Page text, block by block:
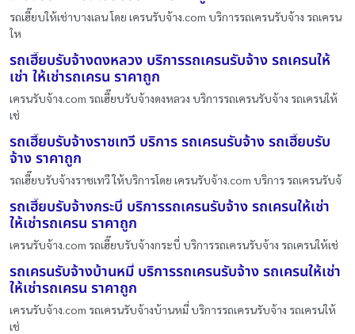
รถเฮี๊ยบให้เช่าบางเลน โดย เครนรับจ้าง.com บริการรถเครนรับจ้าง รถเครน
ให
รถเฮี๊ยบรับจ้างดงหลวง บริการรถเครนรับจ้าง รถเครนให้
เช่า ให้เช่ารถเครน ราคาถูก
เครนรับจ้าง.com รถเฮี๊ยบรับจ้างดงหลวง บริการรถเครนรับจ้าง รถเครนให้
เช่
รถเฮี๊ยบรับจ้างราชเทวี บริการ รถเครนรับจ้าง รถเฮี๊ยบรับ
จ้าง ราคาถูก
รถเฮี๊ยบรับจ้างราชเทวี ให้บริการโดย เครนรับจ้าง.com บริการ รถเครนรับจ้
รถเฮี๊ยบรับจ้างกระบี่ บริการรถเครนรับจ้าง รถเครนให้เช่า
ให้เช่ารถเครน ราคาถูก
เครนรับจ้าง.com รถเฮี๊ยบรับจ้างกระบี่ บริการรถเครนรับจ้าง รถเครนให้เช่
รถเครนรับจ้างบ้านหมี่ บริการรถเครนรับจ้าง รถเครนให้เช่า
ให้เช่ารถเครน ราคาถูก
เครนรับจ้าง.com รถเครนรับจ้างบ้านหมี่ บริการรถเครนรับจ้าง รถเครนให้
เช่